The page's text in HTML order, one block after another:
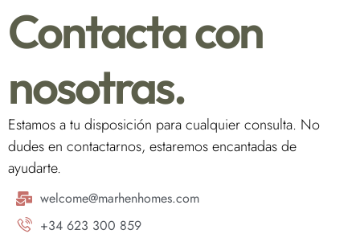
Contacta con
nosotras.
Estamos a tu disposición para cualquier consulta. No
dudes en contactarnos, estaremos encantadas de
ayudarte.
welcome@marhenhomes.com
+34 623 300 859